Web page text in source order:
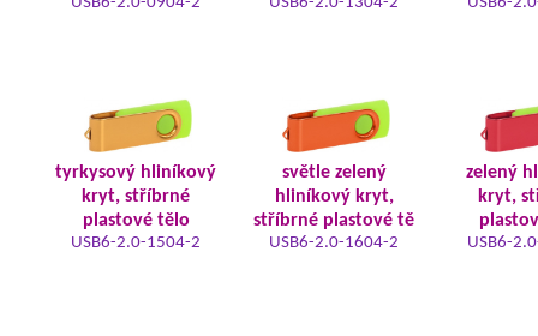
tyrkysový hliníkový
kryt, stříbrné
plastové tělo
USB6-2.0-1504-2
světle zelený
hliníkový kryt,
stříbrné plastové tě
USB6-2.0-1604-2
zelený
kryt,
USB6-